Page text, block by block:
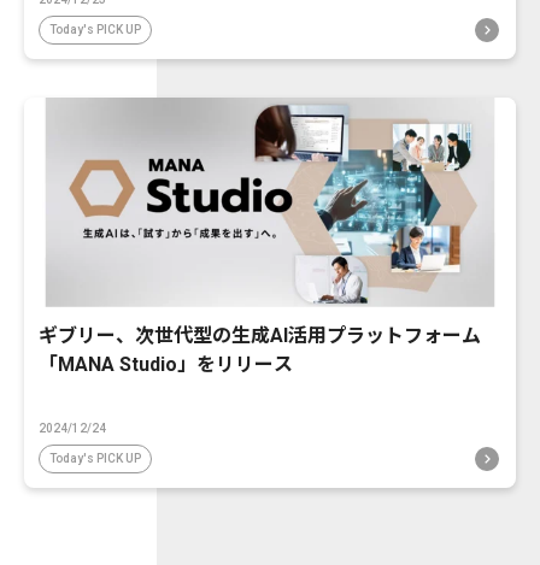
Today's PICK UP
ギブリー、次世代型の生成AI活用プラットフォーム
「MANA Studio」をリリース
2024/12/24
Today's PICK UP